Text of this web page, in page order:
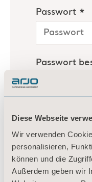
Diese Webseite
Wir verwenden
personalisieren,
können und die
Außerdem geben wir